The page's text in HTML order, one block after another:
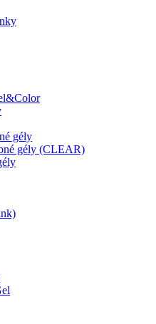
gély
gély (CLEAR)